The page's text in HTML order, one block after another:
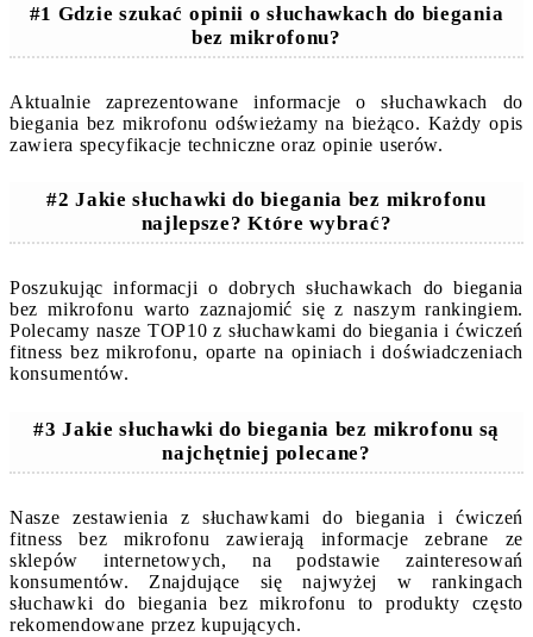
#1 Gdzie szukać opinii o słuchawkach do biegania
bez mikrofonu?
Aktualnie zaprezentowane informacje o słuchawkach do
biegania bez mikrofonu odświeżamy na bieżąco. Każdy opis
zawiera specyfikacje techniczne oraz opinie userów.
#2 Jakie słuchawki do biegania bez mikrofonu
najlepsze? Które wybrać?
Poszukując informacji o dobrych słuchawkach do biegania
bez mikrofonu warto zaznajomić się z naszym rankingiem.
Polecamy nasze TOP10 z słuchawkami do biegania i ćwiczeń
fitness bez mikrofonu, oparte na opiniach i doświadczeniach
konsumentów.
#3 Jakie słuchawki do biegania bez mikrofonu są
najchętniej polecane?
Nasze zestawienia z słuchawkami do biegania i ćwiczeń
fitness bez mikrofonu zawierają informacje zebrane ze
sklepów internetowych, na podstawie zainteresowań
konsumentów. Znajdujące się najwyżej w rankingach
słuchawki do biegania bez mikrofonu to produkty często
rekomendowane przez kupujących.